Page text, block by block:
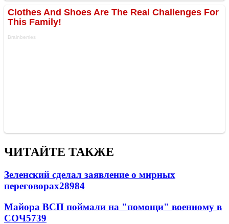
ЧИТАЙТЕ ТАКЖЕ
Зеленский сделал заявление о мирных
переговорах28984
Майора ВСП поймали на "помощи" военному в
СОЧ5739